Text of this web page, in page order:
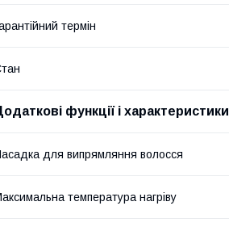
термін
функції і характеристики
для випрямляння волосся
температура нагріву